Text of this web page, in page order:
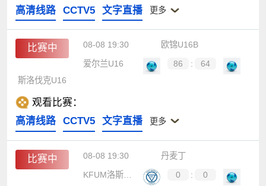
高清线路
CCTV5 文字直播 更多
比赛中 08-08 19:30
欧锦U16B
爱尔兰U16
86 :
64
斯洛伐克U16
观看比赛：
高清线路
CCTV5 文字直播 更多
比赛中 08-08 19:30
丹麦丁
KFUM洛斯基德
0 :
0